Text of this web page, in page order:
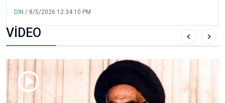
DİN / 8/5/2026 12:34:10 PM
VİDEO